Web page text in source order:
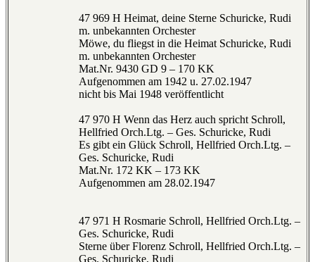
47 969 H Heimat, deine Sterne Schuricke, Rudi
m. unbekannten Orchester
Möwe, du fliegst in die Heimat Schuricke, Rudi
m. unbekannten Orchester
Mat.Nr. 9430 GD 9 – 170 KK
Aufgenommen am 1942 u. 27.02.1947
nicht bis Mai 1948 veröffentlicht
47 970 H Wenn das Herz auch spricht Schroll,
Hellfried Orch.Ltg. – Ges. Schuricke, Rudi
Es gibt ein Glück Schroll, Hellfried Orch.Ltg. –
Ges. Schuricke, Rudi
Mat.Nr. 172 KK – 173 KK
Aufgenommen am 28.02.1947
47 971 H Rosmarie Schroll, Hellfried Orch.Ltg. –
Ges. Schuricke, Rudi
Sterne über Florenz Schroll, Hellfried Orch.Ltg. –
Ges. Schuricke, Rudi